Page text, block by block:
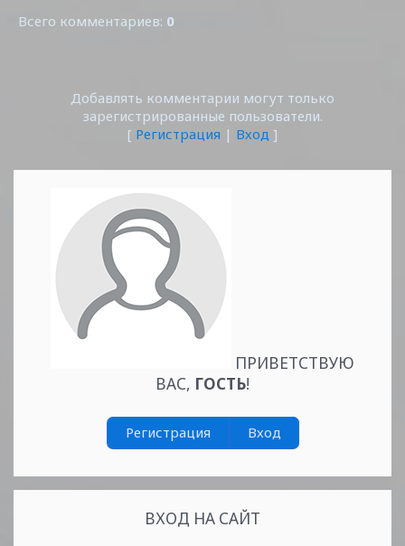
Всего комментариев: 0
Добавлять комментарии могут только
зарегистрированные пользователи.
[ Регистрация | Вход ]
ПРИВЕТСТВУЮ
ВАС, ГОСТЬ!
Регистрация Вход
ВХОД НА САЙТ